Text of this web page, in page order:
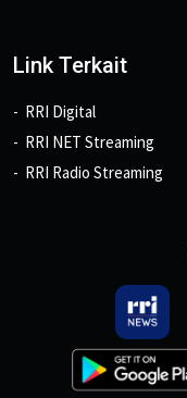
Link Terkait
RRI Digital
RRI NET Streaming
RRI Radio Streaming